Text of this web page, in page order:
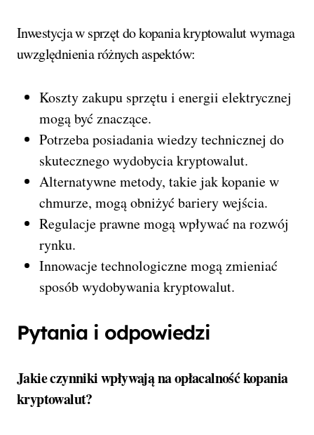
Inwestycja w sprzęt do kopania kryptowalut wymaga
uwzględnienia różnych aspektów:
Koszty zakupu sprzętu i energii elektrycznej
mogą być znaczące.
Potrzeba posiadania wiedzy technicznej do
skutecznego wydobycia kryptowalut.
Alternatywne metody, takie jak kopanie w
chmurze, mogą obniżyć bariery wejścia.
Regulacje prawne mogą wpływać na rozwój
rynku.
Innowacje technologiczne mogą zmieniać
sposób wydobywania kryptowalut.
Pytania i odpowiedzi
Jakie czynniki wpływają na opłacalność kopania
kryptowalut?